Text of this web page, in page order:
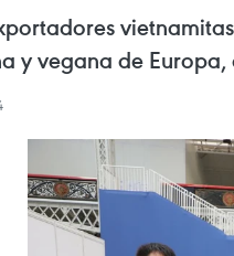
y vegana de Europa,